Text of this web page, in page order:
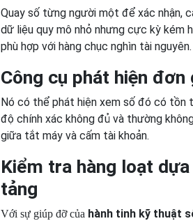
Quay số từng người một để xác nhận,
dữ liệu quy mô nhỏ nhưng cực kỳ kém
phù hợp với hàng chục nghìn tài nguyên.
Công cụ phát hiện đơn
Nó có thể phát hiện xem số đó có tồn
độ chính xác không đủ và thường
giữa tắt máy và cấm tài khoản.
Kiểm tra hàng loạt
tảng
Với sự giúp đỡ của hành tinh kỹ thuật